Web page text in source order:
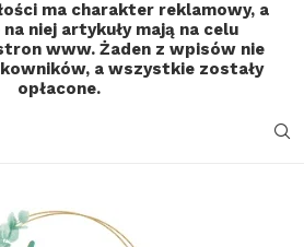
ma charakter reklamowy, a
niej artykuły mają na celu
www. Żaden z wpisów nie
a wszystkie zostały
opłacone.